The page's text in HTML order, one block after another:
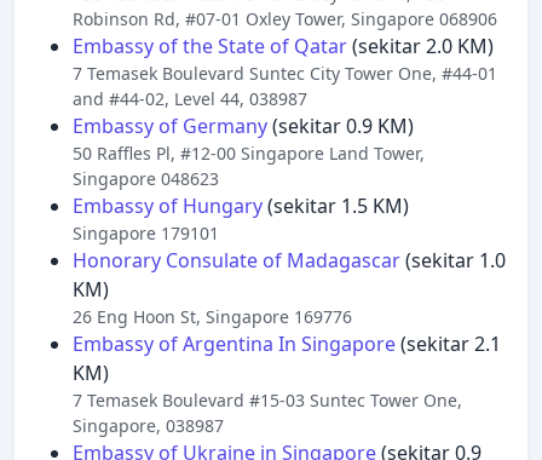
Robinson Rd, #07-01 Oxley Tower, Singapore 068906
Embassy of the State of Qatar(sekitar 2.0 KM)
7 Temasek Boulevard Suntec City Tower One, #44-01
and #44-02, Level 44, 038987
Embassy of Germany(sekitar 0.9 KM)
50 Raffles Pl, #12-00 Singapore Land Tower,
Singapore 048623
Embassy of Hungary(sekitar 1.5 KM)
Singapore 179101
Honorary Consulate of Madagascar(sekitar 1.0
KM)
26 Eng Hoon St, Singapore 169776
Embassy of Argentina In Singapore(sekitar 2.1
KM)
7 Temasek Boulevard #15-03 Suntec Tower One,
Singapore, 038987
Embassy of Ukraine in Singapore(sekitar 0.9